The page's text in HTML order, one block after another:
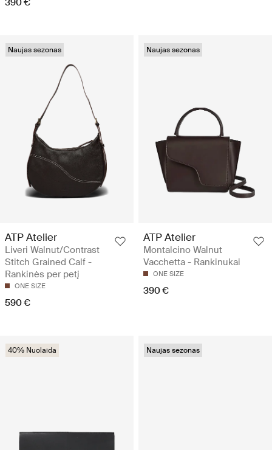
390 €
Naujas sezonas
ATP Atelier
Liveri Walnut/Contrast
Stitch Grained Calf -
Rankinės per petį
ONE SIZE
590 €
Naujas sezonas
ATP Atelier
Montalcino Walnut
Vacchetta - Rankinukai
ONE SIZE
390 €
40% Nuolaida Naujas sezonas